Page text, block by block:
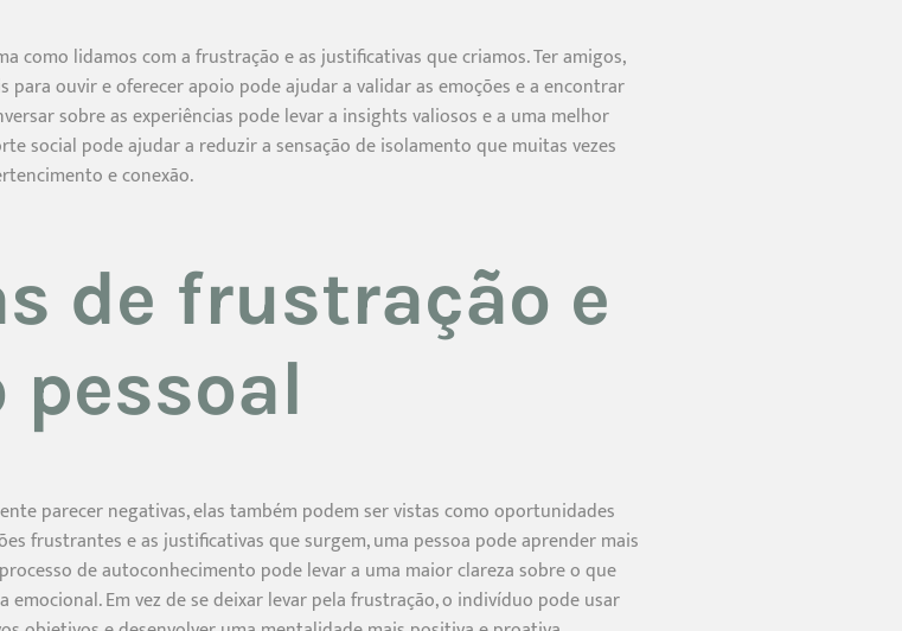
como lidamos com a frustração e as justificativas que criamos. Ter amigos,
ouvir e oferecer apoio pode ajudar a validar as emoções e a encontrar
sobre as experiências pode levar a insights valiosos e a uma melhor
social pode ajudar a reduzir a sensação de isolamento que muitas vezes
e conexão.
de frustração e
parecer negativas, elas também podem ser vistas como oportunidades
frustrantes e as justificativas que surgem, uma pessoa pode aprender mais
de autoconhecimento pode levar a uma maior clareza sobre o que
Em vez de se deixar levar pela frustração, o indivíduo pode usar